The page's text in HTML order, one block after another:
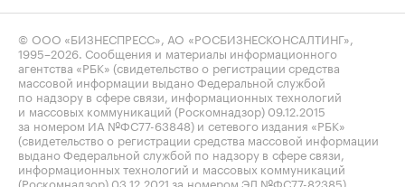
© ООО «БИЗНЕСПРЕСС», АО «РОСБИЗНЕСКОНСАЛТИНГ»,
1995–2026 . Сообщения и материалы информационного
агентства «РБК» (свидетельство о регистрации средства
массовой информации выдано Федеральной службой
по надзору в сфере связи, информационных технологий
и массовых коммуникаций (Роскомнадзор) 09.12.2015
за номером ИА №ФС77-63848) и сетевого издания «РБК»
(свидетельство о регистрации средства массовой информации
выдано Федеральной службой по надзору в сфере связи,
информационных технологий и массовых коммуникаций
(Роскомнадзор) 03.12.2021 за номером ЭЛ №ФС77-82385)